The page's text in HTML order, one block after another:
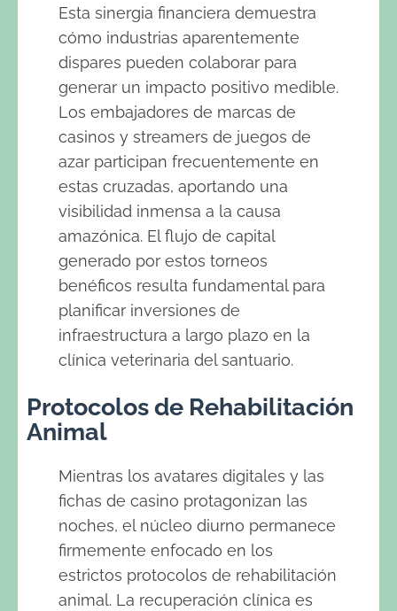
Esta sinergia financiera demuestra
cómo industrias aparentemente
dispares pueden colaborar para
generar un impacto positivo medible.
Los embajadores de marcas de
casinos y streamers de juegos de
azar participan frecuentemente en
estas cruzadas, aportando una
visibilidad inmensa a la causa
amazónica. El flujo de capital
generado por estos torneos
benéficos resulta fundamental para
planificar inversiones de
infraestructura a largo plazo en la
clínica veterinaria del santuario.
Protocolos de Rehabilitación
Animal
Mientras los avatares digitales y las
fichas de casino protagonizan las
noches, el núcleo diurno permanece
firmemente enfocado en los
estrictos protocolos de rehabilitación
animal. La recuperación clínica es